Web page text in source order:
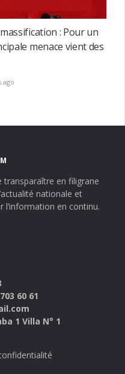
: Pour un
menace vient des
ago
en filigrane
nationale et
l’information en continu.
60 61
1 Villa N° 1